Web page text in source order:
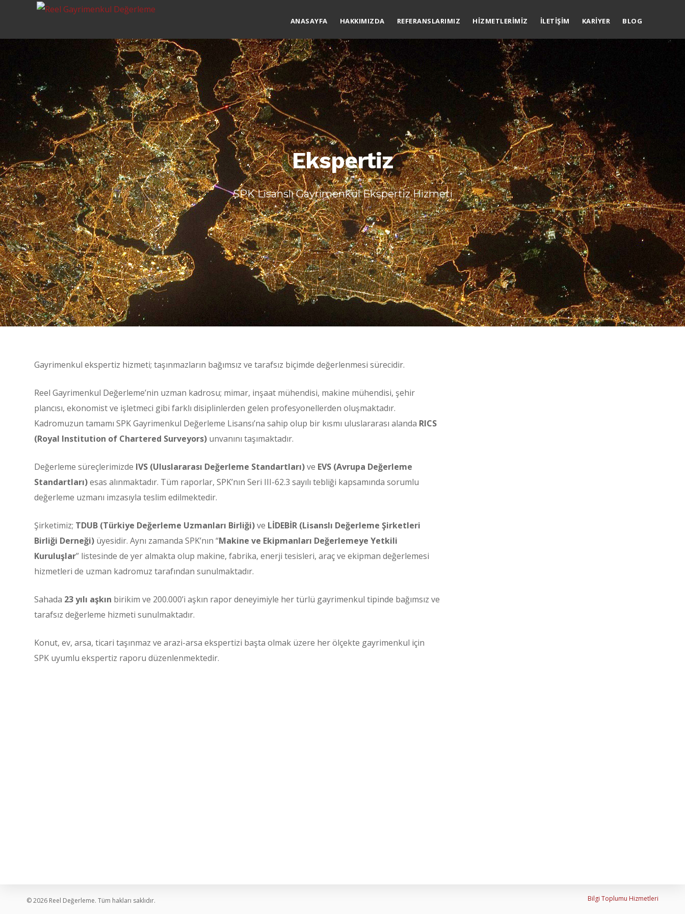
ANASAYFA HAKKIMIZDA REFERANSLARIMIZ HIZMETLERIMIZ İLETIŞIM KARIYER BLOG
Ekspertiz
SPK Lisanslı Gayrimenkul Ekspertiz Hizmeti
Gayrimenkul ekspertiz hizmeti; taşınmazların bağımsız ve tarafsız biçimde değerlenmesi sürecidir.
Reel Gayrimenkul Değerleme’nin uzman kadrosu; mimar, inşaat mühendisi, makine mühendisi, şehir
plancısı, ekonomist ve işletmeci gibi farklı disiplinlerden gelen profesyonellerden oluşmaktadır.
Kadromuzun tamamı SPK Gayrimenkul Değerleme Lisansı’na sahip olup bir kısmı uluslararası alanda RICS
(Royal Institution of Chartered Surveyors) unvanını taşımaktadır.
Değerleme süreçlerimizde IVS (Uluslararası Değerleme Standartları)ve EVS (Avrupa Değerleme
Standartları)esas alınmaktadır. Tüm raporlar, SPK’nın Seri III-62.3 sayılı tebliği kapsamında sorumlu
değerleme uzmanı imzasıyla teslim edilmektedir.
Şirketimiz; TDUB (Türkiye Değerleme Uzmanları Birliği)ve LİDEBİR (Lisanslı Değerleme Şirketleri
Birliği Derneği) üyesidir. Aynı zamanda SPK’nın “Makine ve Ekipmanları Değerlemeye Yetkili
Kuruluşlar” listesinde de yer almakta olup makine, fabrika, enerji tesisleri, araç ve ekipman değerlemesi
hizmetleri de uzman kadromuz tarafından sunulmaktadır.
Sahada 23 yılı aşkın birikim ve 200.000’i aşkın rapor deneyimiyle her türlü gayrimenkul tipinde bağımsız ve
tarafsız değerleme hizmeti sunulmaktadır.
Konut, ev, arsa, ticari taşınmaz ve arazi-arsa ekspertizi başta olmak üzere her ölçekte gayrimenkul için
SPK uyumlu ekspertiz raporu düzenlenmektedir.
© 2026 Reel Değerleme. Tüm hakları saklıdır. Bilgi Toplumu Hizmetleri